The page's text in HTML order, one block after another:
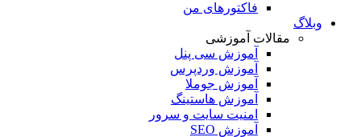
فاکتورهای من
وبلاگ
مقالات آموزشی
آموزش سی پنل
آموزش وردپرس
آموزش جوملا
آموزش هاستینگ
امنیت سایت و سرور
آموزش SEO